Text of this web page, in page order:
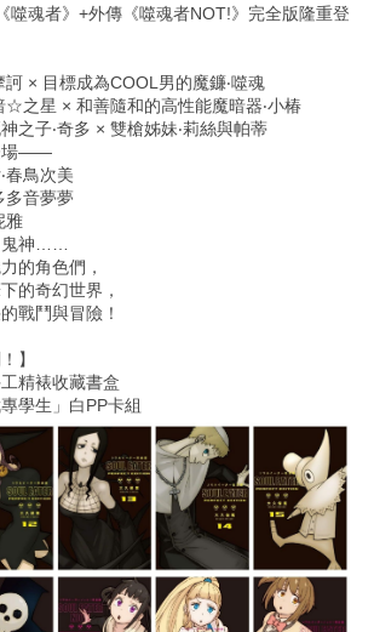
噬魂者》+外傳《噬魂者NOT!》完全版隆重登
訶 × 目標成為COOL男的魔鐮‧噬魂
☆之星 × 和善隨和的高性能魔暗器‧小椿
之子‧奇多 × 雙槍姊妹‧莉絲與帕蒂
場——
春鳥次美
多音夢夢
雅
鬼神……
的角色們，
的奇幻世界，
戰鬥與冒險！
】
精裱收藏書盒
學生」白PP卡組